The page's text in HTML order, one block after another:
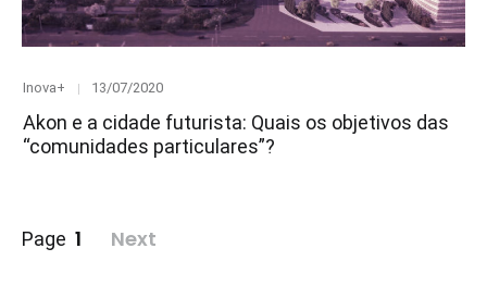
Category
Inova+
Posted
13/07/2020
Akon e a cidade futurista: Quais os objetivos das
“comunidades particulares”?
Paginação
Page 1 Next